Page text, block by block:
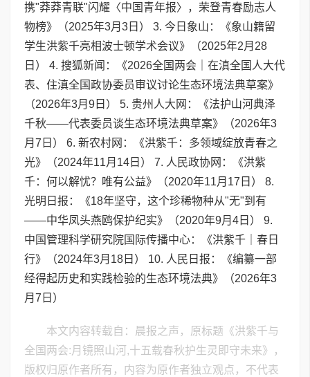
携"莽莽青联"闪耀〈中国青年报〉，荣登青春励志人
物榜》（2025年3月3日） 3. 今日象山：《象山籍留
学生洪紫千亮相波士顿学术会议》（2025年2月28
日） 4. 搜狐新闻：《2026全国两会｜在滇全国人大代
表、住滇全国政协委员审议讨论生态环境法典草案》
（2026年3月9日） 5. 贵州人大网：《法护山河典泽
千秋——代表委员谈生态环境法典草案》（2026年3
月7日） 6. 新农村网：《洪紫千：多领域绽放青春之
光》（2024年11月14日） 7. 人民政协网：《洪紫
千：何以解忧？唯有公益》（2020年11月17日） 8.
光明日报：《18年坚守，这个珍稀物种从"无"到有
——中华凤头燕鸥保护纪实》（2020年9月4日） 9.
中国管理科学研究院国际传播中心：《洪紫千｜春日
行》（2024年3月18日） 10. 人民日报：《编纂一部
经得起历史和实践检验的生态环境法典》（2026年3
月7日）
本文内容转载自：晨报之声，原标题《洪紫千与
全国两会:月镜照山河,十五载春秋护生灵即守未来》，
版权归原作者所有，内容为原作者独立观点，不代表